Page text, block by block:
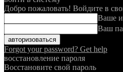
Добро пожаловать! Войдите в
Ваше
Ваш
Forgot your password? Get help
восстановление пароля
Восстановите свой пароль